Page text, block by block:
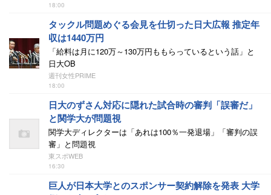
18:00
タックル問題めぐる会見を仕切った日大広報 推定年
収は1440万円
「給料は月に120万～130万円ももらっているという話」と
日大OB
週刊女性PRIME
18:00
日大のずさん対応に隠れた試合時の審判「誤審だ」
と関学大が問題視
関学大ディレクターは「あれは100％一発退場」「審判の誤
審」と問題視
東スポWEB
16:30
巨人が日本大学とのスポンサー契約解除を発表 大学